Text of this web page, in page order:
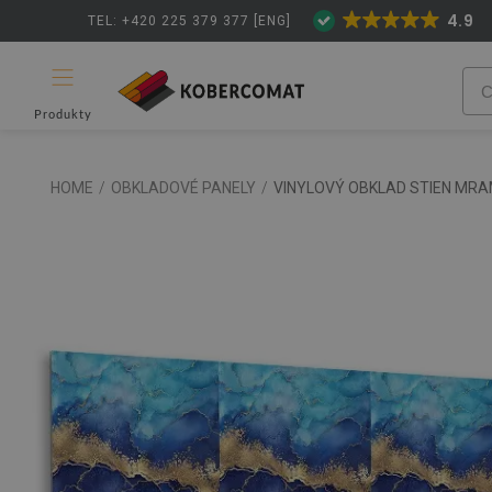
TEL: +420 225 379 377 [ENG] 4.9
Produkty
HOME / OBKLADOVÉ PANELY / VINYLOVÝ OBKLAD STIEN